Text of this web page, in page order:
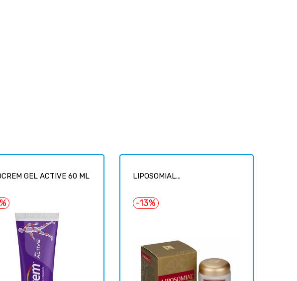
GEL ACTIVE 60 ML LIPOSOMIAL...
-13%